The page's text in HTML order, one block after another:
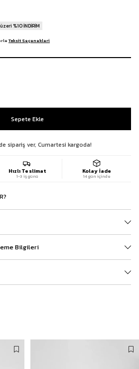
%10 İNDİRİM
Taksit Seçenekleri
sipariş ver, Cumartesi kargoda!
Hızlı Teslimat
1-3 iş günü
Kolay İade
14 gün içinde
Bilgileri